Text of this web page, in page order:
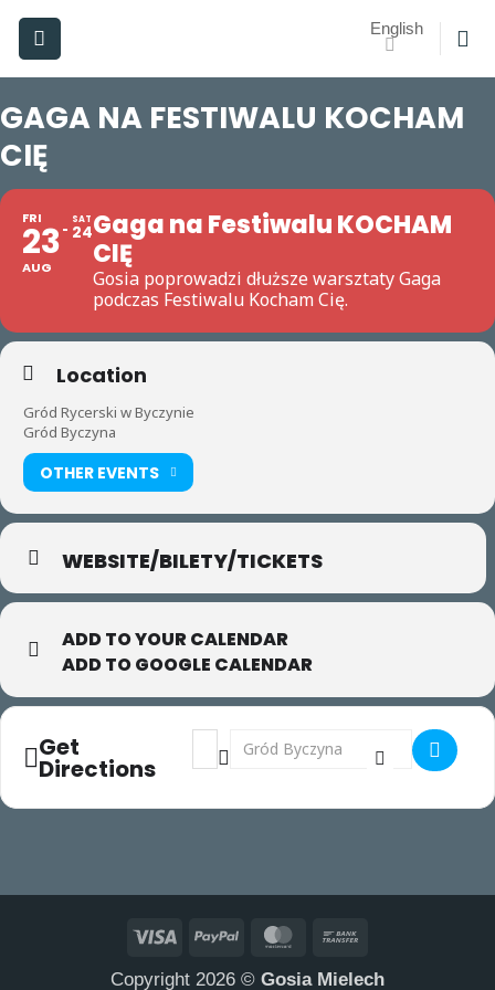
Skip
content
English
GAGA NA FESTIWALU KOCHAM
CIĘ
FRI
23
AUG
SAT
24Gaga na Festiwalu KOCHAM
CIĘ
Gosia poprowadzi dłuższe warsztaty Gaga
podczas Festiwalu Kocham Cię.
Location
Gród Rycerski w Byczynie
Gród Byczyna
OTHER EVENTS
WEBSITE/BILETY/TICKETS
ADD TO YOUR CALENDAR
ADD TO GOOGLE CALENDAR
Get
Directions
Address - Gaga na Festiwalu KOCHAM CIĘ
Destination Address - Gaga na
Visa PayPal MasterCard
Copyright 2026 © Gosia Mielech